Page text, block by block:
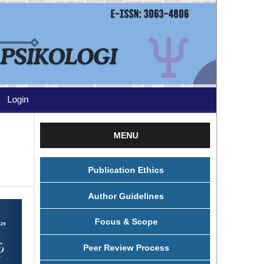
Login
MENU
Publication Ethics
Author Guidelines
Focus & Scope
Peer Review Process